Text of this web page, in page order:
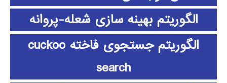
الگوریتم بهینه سازی شعله-پروانه
الگوریتم جستجوی فاخته cuckoo
search